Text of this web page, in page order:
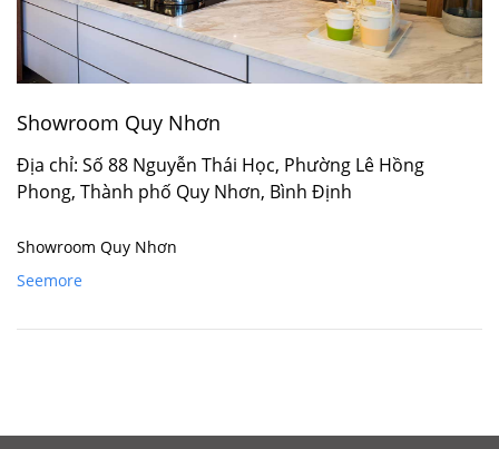
Showroom Quy Nhơn
Địa chỉ: Số 88 Nguyễn Thái Học, Phường Lê Hồng
Phong, Thành phố Quy Nhơn, Bình Định
Showroom Quy Nhơn
Seemore